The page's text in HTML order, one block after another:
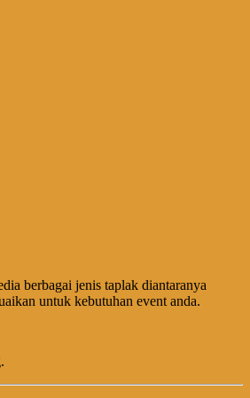
berbagai jenis taplak diantaranya
untuk kebutuhan event anda.